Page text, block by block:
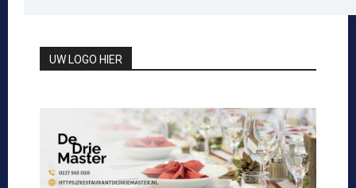
UW LOGO HIER